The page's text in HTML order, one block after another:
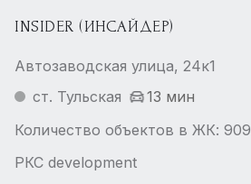
INSIDER (ИНСАЙДЕР)
Автозаводская улица, 24к1
ст. Тульская
13 мин
Количество объектов в ЖК: 909
РКС development